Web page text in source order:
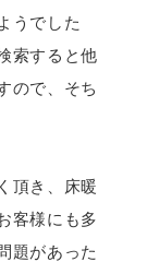
うでした
索すると他
ので、そち
頂き、床暖
客様にも多
題があった